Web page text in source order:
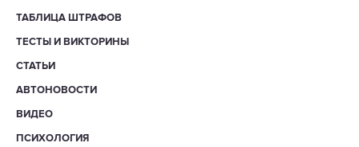
ТАБЛИЦА ШТРАФОВ
ТЕСТЫ И ВИКТОРИНЫ
СТАТЬИ
АВТОНОВОСТИ
ВИДЕО
ПСИХОЛОГИЯ